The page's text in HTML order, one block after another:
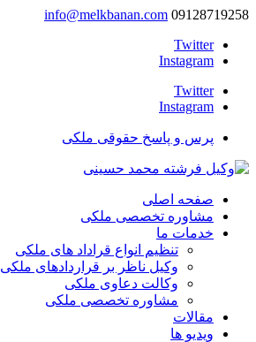
09128719258
info@melkbanan.com
Twitter
Instagram
Twitter
Instagram
پرس و پاسخ حقوقی ملکی
صفحه اصلی
مشاوره تخصصی ملکی
خدمات ما
تنظیم انواع قراداد های ملکی
وکیل ناظر بر قراردادهای ملکی
وکالت دعاوی ملکی
مشاوره تخصصی ملکی
مقالات
ویدیو ها